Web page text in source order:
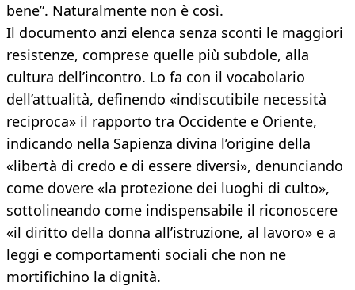
bene”. Naturalmente non è così.
Il documento anzi elenca senza sconti le maggiori
resistenze, comprese quelle più subdole, alla
cultura dell’incontro. Lo fa con il vocabolario
dell’attualità, definendo «indiscutibile necessità
reciproca» il rapporto tra Occidente e Oriente,
indicando nella Sapienza divina l’origine della
«libertà di credo e di essere diversi», denunciando
come dovere «la protezione dei luoghi di culto»,
sottolineando come indispensabile il riconoscere
«il diritto della donna all’istruzione, al lavoro» e a
leggi e comportamenti sociali che non ne
mortifichino la dignità.